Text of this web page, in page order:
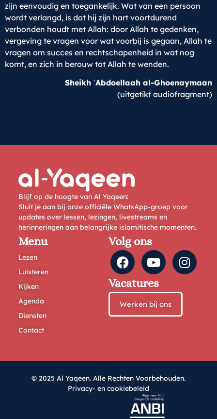
zijn eenvoudig en toegankelijk. Wat van een persoon
wordt verlangd, is dat hij zijn hart voortdurend
verbonden houdt met Allah: door Allah te gedenken,
vergeving te vragen voor wat voorbij is gegaan, Allah te
vragen om succes en rechtschapenheid in wat nog
komt, en zich in berouw tot Allah te wenden.
Sheikh ʿAbdoellaah al-Ghoenaymaan
(uitgetikt audiofragment)
Blijf op de hoogte van Al Yaqeen:
Sluit je aan bij onze officiële WhatsApp-groep voor
updates over lessen, lezingen, livestreams en
herinneringen aan belangrijke islamitische momenten.
Menu
Lezen
Luisteren
Kijken
Agenda
Diensten
Contact
Volg ons
Vacatures
Werken bij ons
© 2025 Al Yaqeen. Alle Rechten Voorbehouden.
Privacy- en cookiebeleid